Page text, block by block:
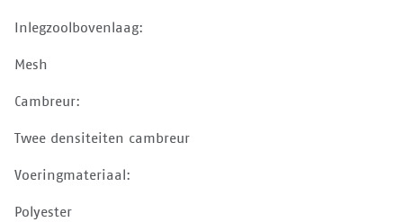
Inlegzoolbovenlaag:
Mesh
Cambreur:
Twee densiteiten cambreur
Voeringmateriaal:
Polyester